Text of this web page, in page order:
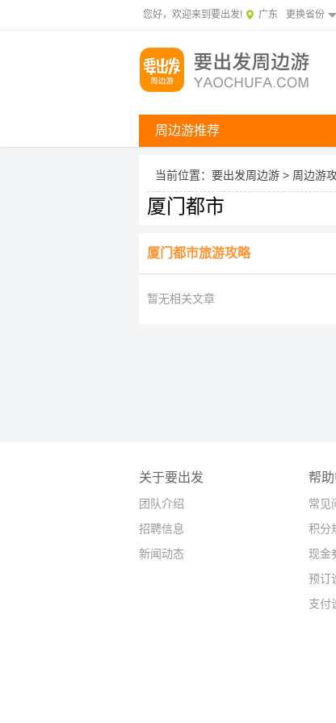
您好，欢迎来到要出发! 广东 更换省份
周边游推荐
当前位置： 要出发周边游 > 周边游
厦门都市
厦门都市旅游攻略
暂无相关文章
关于要出发
团队介绍
招聘信息
新闻动态
帮
常见
积分
现金
预订
支付